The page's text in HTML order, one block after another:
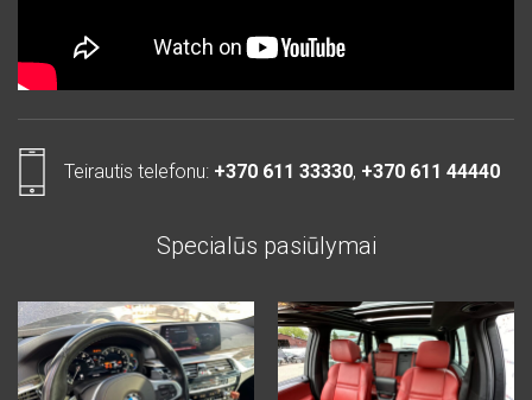
Teirautis telefonu: +370 611 33330, +370 611 44440
Specialūs pasiūlymai